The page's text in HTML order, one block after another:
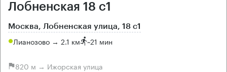
Лобненская 18 с1
Москва, Лобненская улица, 18 с1
Лианозово → 2.1 км ~21 мин
820 м → Ижорская улица